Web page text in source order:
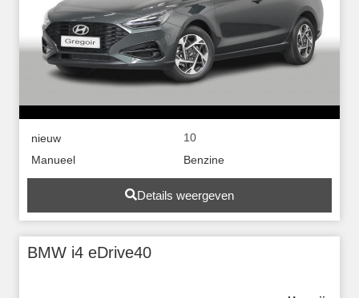
nieuw
10
Manueel
Benzine
Details weergeven
BMW i4 eDrive40